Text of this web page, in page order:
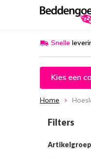
Snelle
Kies een
Home
Filters
Artikelgroep